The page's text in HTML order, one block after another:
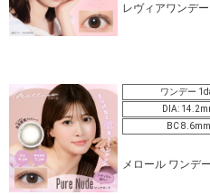
レヴィアワンデ
ワンデー
DIA:
BC 8.6mm
メロール ワンデ